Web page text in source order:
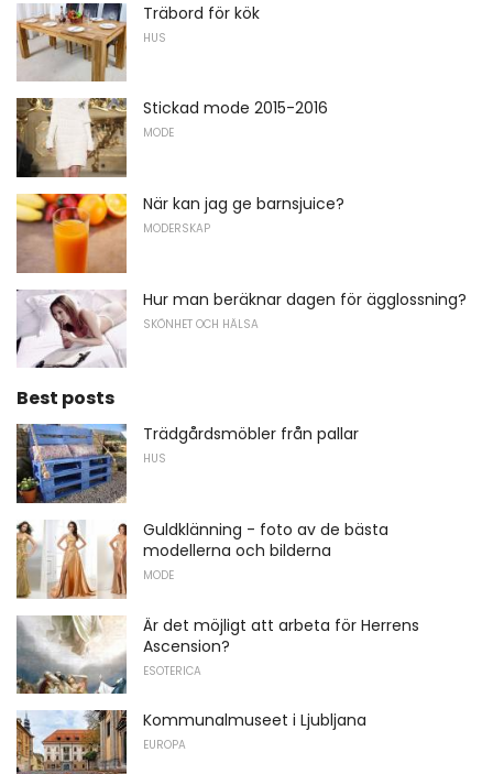
Träbord för kök
HUS
Stickad mode 2015-2016
MODE
När kan jag ge barnsjuice?
MODERSKAP
Hur man beräknar dagen för ägglossning?
SKÖNHET OCH HÄLSA
Best posts
Trädgårdsmöbler från pallar
HUS
Guldklänning - foto av de bästa
modellerna och bilderna
MODE
Är det möjligt att arbeta för Herrens
Ascension?
ESOTERICA
Kommunalmuseet i Ljubljana
EUROPA